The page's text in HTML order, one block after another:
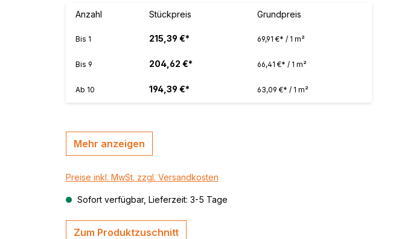
MasterBond®, farbig / color
silber gebürstet
MasterBond® Steel,
Anzahl Stückpreis Grundpreis
Bis 1 215,39 €* 69,91 €* / 1 m²
Bis 9 204,62 €* 66,41 €* / 1 m²
Ab 10 194,39 €* 63,09 €* / 1 m²
Mehr anzeigen
Preise inkl. MwSt. zzgl. Versandkosten
Sofort verfügbar, Lieferzeit: 3-5 Tage
Zum Produktzuschnitt